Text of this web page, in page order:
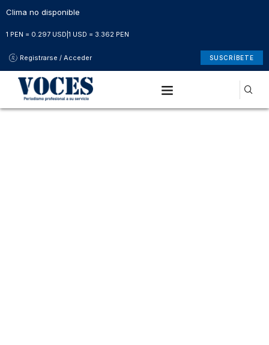
Clima no disponible
1 PEN = 0.297 USD 1 USD = 3.362 PEN
Registrarse / Acceder SUSCRÍBETE